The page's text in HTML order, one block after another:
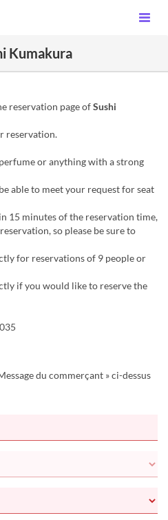
Kumakura
reservation page ofSushi
reservation.
or anything with a strong
able to meet your request for seat
15 minutes of the reservation time,
so please be sure to
for reservations of 9 people or
if you would like to reserve the
du commerçant » ci-dessus